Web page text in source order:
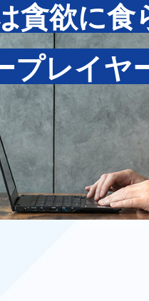
貪欲に食
プレイヤ